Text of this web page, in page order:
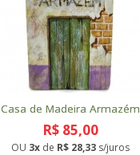
Casa de Madeira Armazém
R$ 85,00
OU 3x de R$ 28,33 s/juros